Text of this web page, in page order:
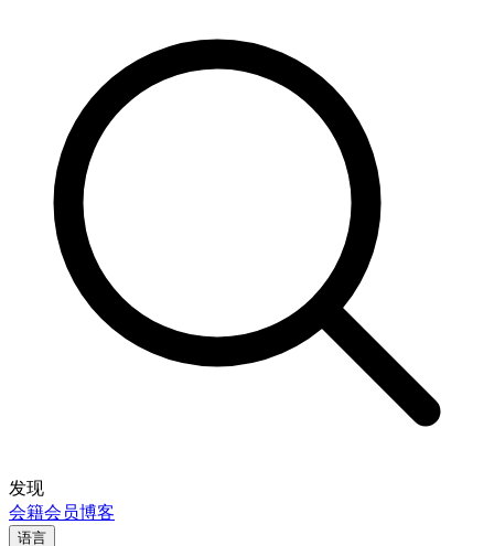
发现
会籍会员博客
语言